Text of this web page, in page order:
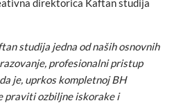
direktorica Kaftan studija
studija jedna od naših osnovnih
, profesionalni pristup
je, uprkos kompletnoj BH
praviti ozbiljne iskorake i